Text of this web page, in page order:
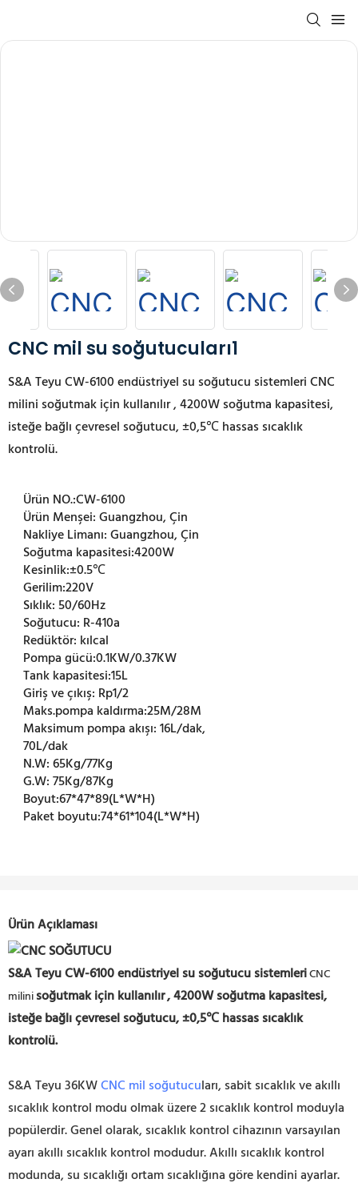
CNC mil su soğutucuları1
S&A Teyu CW-6100 endüstriyel su soğutucu sistemleriCNC
milini soğutmak için kullanılır, 4200W soğutma kapasitesi,
isteğe bağlı çevresel soğutucu, ±0,5℃ hassas sıcaklık
kontrolü.
Ürün NO.:CW-6100
Ürün Menşei:Guangzhou, Çin
Nakliye Limanı:Guangzhou, Çin
Soğutma kapasitesi:4200W
Kesinlik:±0.5℃
Gerilim:220V
Sıklık:50/60Hz
Soğutucu: R-410a
Redüktör: kılcal
Pompa gücü:0.1KW/0.37KW
Tank kapasitesi:15L
Giriş ve çıkış: Rp1/2
Maks.pompa kaldırma:25M/28M
Maksimum pompa akışı:16L/dak,
70L/dak
N.W:65Kg/77Kg
G.W:75Kg/87Kg
Boyut:67*47*89(L*W*H)
Paket boyutu:74*61*104(L*W*H)
Ürün Açıklaması
S&A Teyu CW-6100 endüstriyel su soğutucu sistemleriCNC
milinisoğutmak için kullanılır,4200W soğutma kapasitesi,
isteğe bağlı çevresel soğutucu,±0,5℃ hassas sıcaklık
kontrolü.
S&A Teyu 36KWCNC mil soğutucuları, sabit sıcaklık ve akıllı
sıcaklık kontrol modu olmak üzere 2 sıcaklık kontrol moduyla
popülerdir. Genel olarak, sıcaklık kontrol cihazının varsayılan
ayarı akıllı sıcaklık kontrol modudur. Akıllı sıcaklık kontrol
modunda, su sıcaklığı ortam sıcaklığına göre kendini ayarlar.